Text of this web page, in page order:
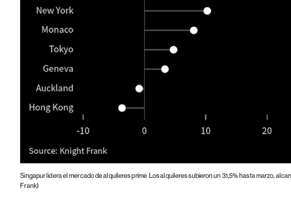
Singapur lidera el mercado de alquileres prime Los alquileres subieron un 31,5% hasta marzo,
Frank)